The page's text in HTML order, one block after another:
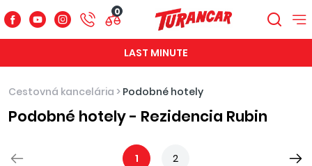
0
LAST MINUTE
Cestovná kancelária > Podobné hotely
Podobné hotely - Rezidencia Rubin
1 2